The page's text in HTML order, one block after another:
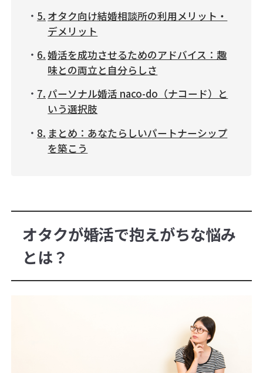
オタク向け結婚相談所の利用メリット・
デメリット
婚活を成功させるためのアドバイス：趣
味との両立と自分らしさ
パーソナル婚活 naco-do（ナコード）と
いう選択肢
まとめ：あなたらしいパートナーシップ
を築こう
オタクが婚活で抱えがちな悩み
とは？